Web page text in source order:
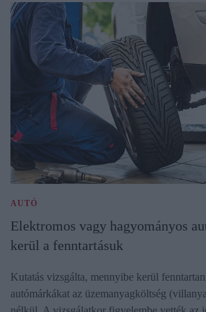
AUTÓ
Elektromos vagy hagyományos
kerül a fenntartásuk
Kutatás vizsgálta, mennyibe kerül
autómárkákat az üzemanyagköltség